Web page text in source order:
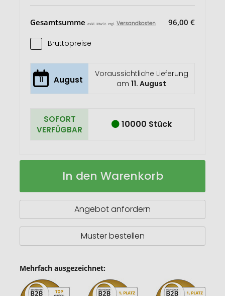
Gesamtsumme exkl. MwSt. zzgl. Versandkosten 96,00 €
Bruttopreise
11 August
Voraussichtliche Lieferung
am11. August
SOFORT
VERFÜGBAR
10000 Stück
Tait
Lineal
Kunststoff
Auf
In den Warenkorb
Angebot anfordern
Muster bestellen
Mehrfach ausgezeichnet: